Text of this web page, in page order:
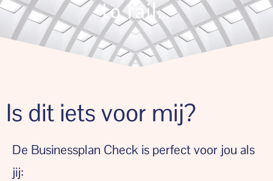
to fail…
Is dit iets voor mij?
De Businessplan Check is perfect voor jou als
jij: